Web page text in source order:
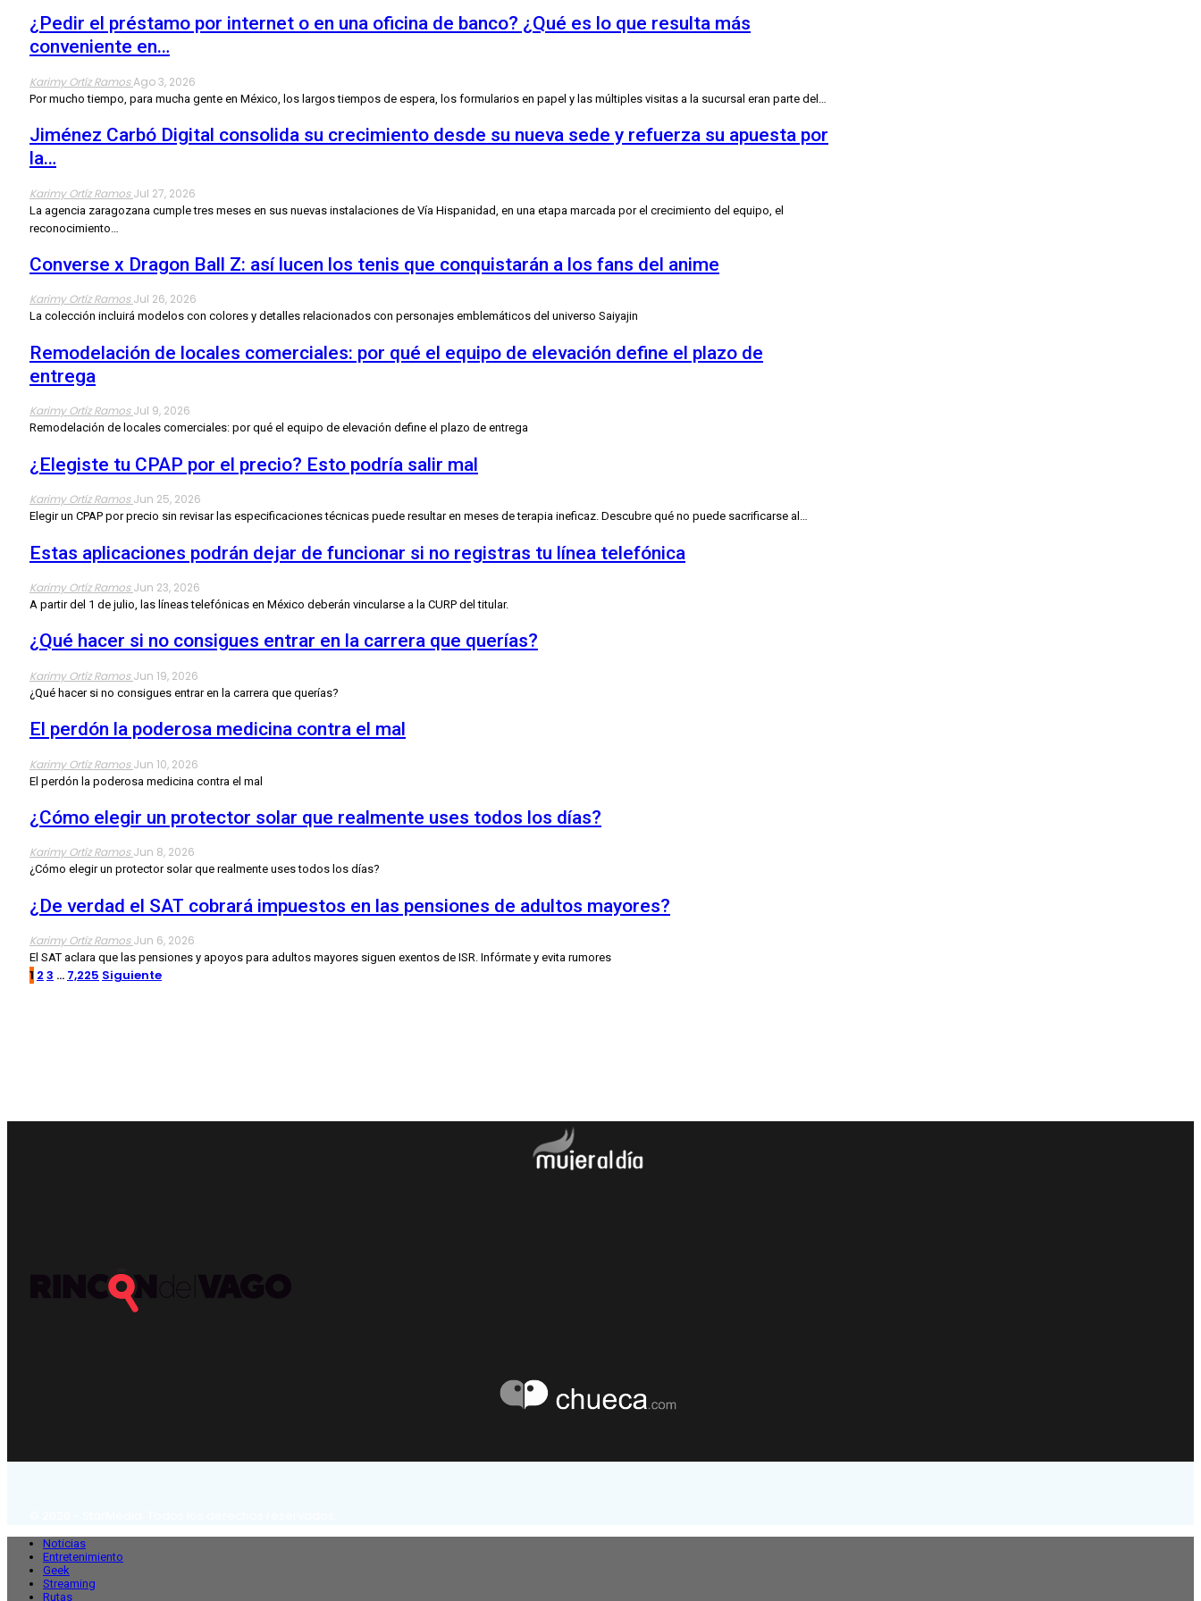
¿Pedir el préstamo por internet o en una oficina de banco? ¿Qué es lo que resulta más
conveniente en…
Karimy Ortíz RamosAgo 3, 2026
Por mucho tiempo, para mucha gente en México, los largos tiempos de espera, los formularios en papel y las múltiples visitas a la sucursal eran parte del
Jiménez Carbó Digital consolida su crecimiento desde su nueva sede y refuerza su apuesta por
la…
Karimy Ortíz RamosJul 27, 2026
La agencia zaragozana cumple tres meses en sus nuevas instalaciones de Vía Hispanidad, en una etapa marcada por el crecimiento del equipo, el
reconocimiento
Converse x Dragon Ball Z: así lucen los tenis que conquistarán a los fans del anime
Karimy Ortíz RamosJul 26, 2026
La colección incluirá modelos con colores y detalles relacionados con personajes emblemáticos del universo Saiyajin
Remodelación de locales comerciales: por qué el equipo de elevación define el plazo de
entrega
Karimy Ortíz RamosJul 9, 2026
Remodelación de locales comerciales: por qué el equipo de elevación define el plazo de entrega
¿Elegiste tu CPAP por el precio? Esto podría salir mal
Karimy Ortíz RamosJun 25, 2026
Elegir un CPAP por precio sin revisar las especificaciones técnicas puede resultar en meses de terapia ineficaz. Descubre qué no puede sacrificarse al …
Estas aplicaciones podrán dejar de funcionar si no registras tu línea telefónica
Karimy Ortíz RamosJun 23, 2026
A partir del 1 de julio, las líneas telefónicas en México deberán vincularse a la CURP del titular.
¿Qué hacer si no consigues entrar en la carrera que querías?
Karimy Ortíz RamosJun 19, 2026
¿Qué hacer si no consigues entrar en la carrera que querías?
El perdón la poderosa medicina contra el mal
Karimy Ortíz RamosJun 10, 2026
El perdón la poderosa medicina contra el mal
¿Cómo elegir un protector solar que realmente uses todos los días?
Karimy Ortíz RamosJun 8, 2026
¿Cómo elegir un protector solar que realmente uses todos los días?
¿De verdad el SAT cobrará impuestos en las pensiones de adultos mayores?
Karimy Ortíz RamosJun 6, 2026
El SAT aclara que las pensiones y apoyos para adultos mayores siguen exentos de ISR. Infórmate y evita rumores
1 2 3 … 7,225 Siguiente
Noticias
Entretenimiento
Geek
Streaming
Rutas